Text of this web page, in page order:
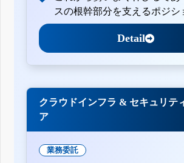
スの根幹部分を支えるポジシ
Detail
クラウドインフラ & セキュリテ
ア
業務委託